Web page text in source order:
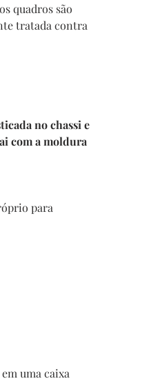
quadros são
tratada contra
no chassi e
com a moldura
para
uma caixa